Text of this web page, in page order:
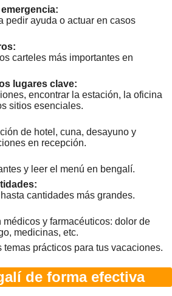
pedir ayuda o actuar en casos
carteles más importantes en
lugares clave:
encontrar la estación, la oficina
sitios esenciales.
de hotel, cuna, desayuno y
en recepción.
y leer el menú en bengalí.
cantidades más grandes.
médicos y farmacéuticos: dolor de
medicinas, etc.
temas prácticos para tus vacaciones.
de forma efectiva